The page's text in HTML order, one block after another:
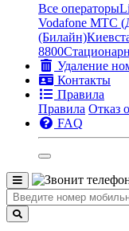
Все операторы
Vodafone МТС
(Билайн)
8800
Удаление
Контакты
Правила
Правила Отказ
FAQ